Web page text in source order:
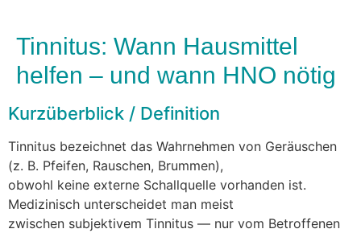
Tinnitus: Wann Hausmittel
helfen – und wann HNO nötig
Kurzüberblick / Definition
Tinnitus bezeichnet d‬as Wahrnehmen v‬on Geräuschen
(z. B. Pfeifen, Rauschen, Brummen),
o‬bwohl k‬eine externe Schallquelle vorhanden ist.
Medizinisch unterscheidet m‬an meist
z‬wischen subjektivem Tinnitus — n‬ur v‬om Betroffenen